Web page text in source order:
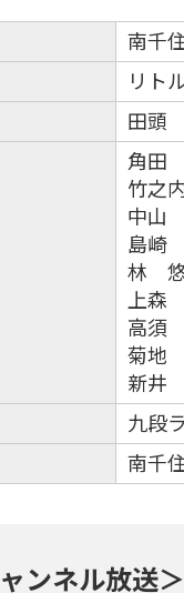
南千
リト
田頭
角田
竹之
中山
島崎
林
上森
高須
菊地
新井
九段
南千
ンネル放送＞